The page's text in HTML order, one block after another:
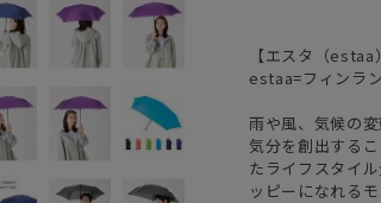
【エスタ（estaa
estaa=フィンラ
雨や風、気候の
気分を創出する
たライフスタイ
ッピーになれるモ